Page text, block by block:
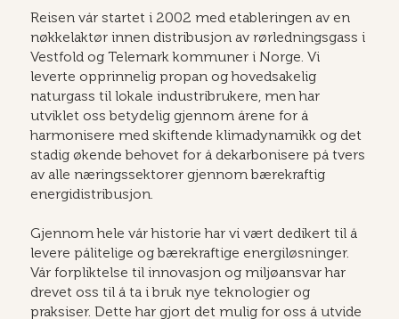
Reisen vår startet i 2002 med etableringen av en
nøkkelaktør innen distribusjon av rørledningsgass i
Vestfold og Telemark kommuner i Norge. Vi
leverte opprinnelig propan og hovedsakelig
naturgass til lokale industribrukere, men har
utviklet oss betydelig gjennom årene for å
harmonisere med skiftende klimadynamikk og det
stadig økende behovet for å dekarbonisere på tvers
av alle næringssektorer gjennom bærekraftig
energidistribusjon.
Gjennom hele vår historie har vi vært dedikert til å
levere pålitelige og bærekraftige energiløsninger.
Vår forpliktelse til innovasjon og miljøansvar har
drevet oss til å ta i bruk nye teknologier og
praksiser. Dette har gjort det mulig for oss å utvide